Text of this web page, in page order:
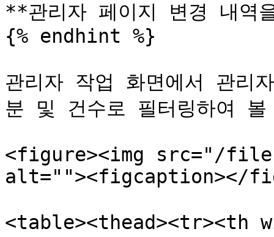
**관리자 페이지 변경 내역
{% endhint %}
관리자 작업 화면에서 관
분 및 건수로 필터링하여
<figure><img src="/files/
alt=""><figcaption></
<table><thead><tr><th